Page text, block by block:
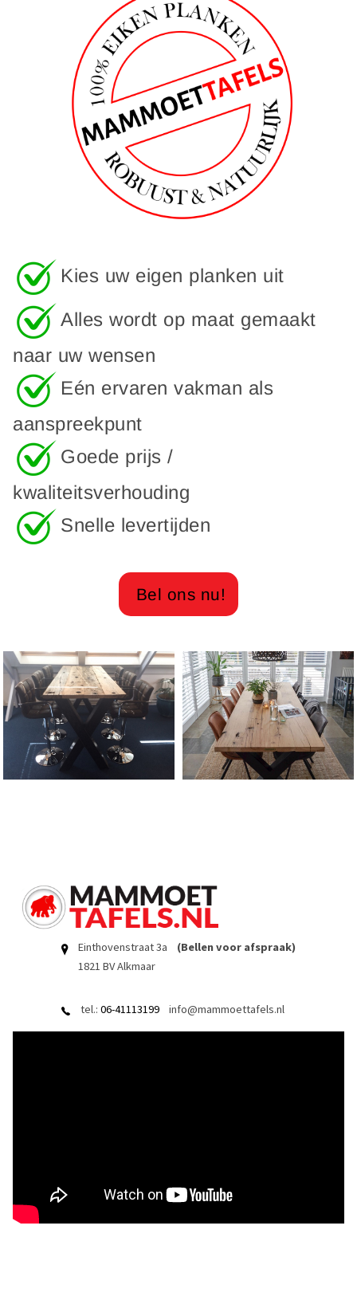
Kies uw eigen planken uit
Alles wordt op maat gemaakt
naar uw wensen
Eén ervaren vakman als
aanspreekpunt
Goede prijs /
kwaliteitsverhouding
Snelle levertijden
Bel ons nu!
Einthovenstraat 3a
1821 BV Alkmaar
(Bellen voor afspraak)
tel.: 06-41113199 info@mammoettafels.nl